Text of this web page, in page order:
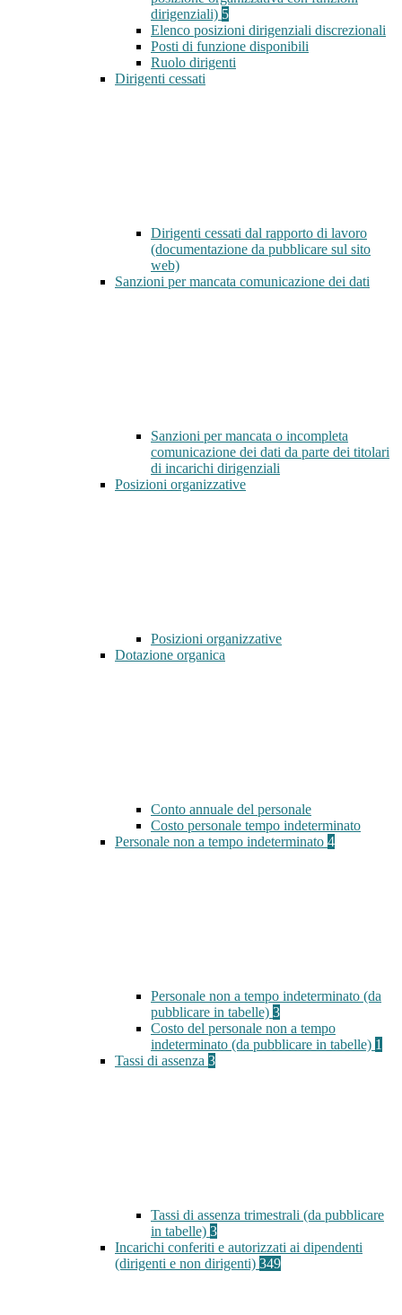
dirigenziali) 5
Elenco posizioni dirigenziali discrezionali
Posti di funzione disponibili
Ruolo dirigenti
Dirigenti cessati
Dirigenti cessati dal rapporto di lavoro
(documentazione da pubblicare sul sito
web)
Sanzioni per mancata comunicazione dei dati
Sanzioni per mancata o incompleta
comunicazione dei dati da parte dei titolari
di incarichi dirigenziali
Posizioni organizzative
Posizioni organizzative
Dotazione organica
Conto annuale del personale
Costo personale tempo indeterminato
Personale non a tempo indeterminato 4
Personale non a tempo indeterminato (da
pubblicare in tabelle) 3
Costo del personale non a tempo
indeterminato (da pubblicare in tabelle) 1
Tassi di assenza 3
Tassi di assenza trimestrali (da pubblicare
in tabelle) 3
Incarichi conferiti e autorizzati ai dipendenti
(dirigenti e non dirigenti) 349